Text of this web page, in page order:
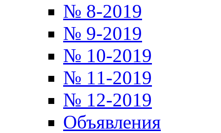
№ 8-2019
№ 9-2019
№ 10-2019
№ 11-2019
№ 12-2019
Объявления